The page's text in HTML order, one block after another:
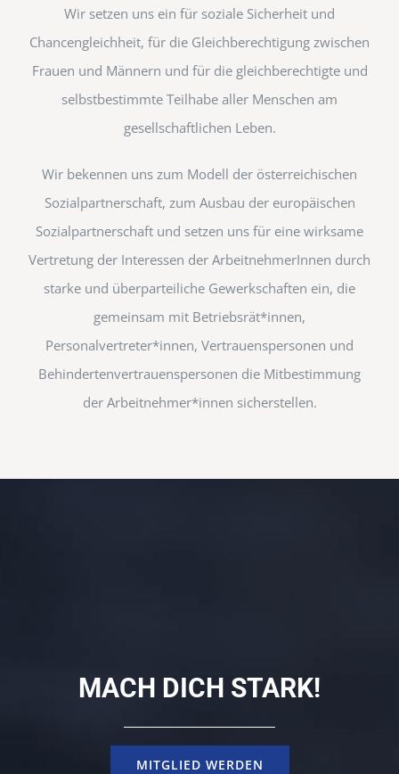
Wir setzen uns ein für soziale Sicherheit und
Chancengleichheit, für die Gleichberechtigung zwischen
Frauen und Männern und für die gleichberechtigte und
selbstbestimmte Teilhabe aller Menschen am
gesellschaftlichen Leben.
Wir bekennen uns zum Modell der österreichischen
Sozialpartnerschaft, zum Ausbau der europäischen
Sozialpartnerschaft und setzen uns für eine wirksame
Vertretung der Interessen der ArbeitnehmerInnen durch
starke und überparteiliche Gewerkschaften ein, die
gemeinsam mit Betriebsrät*innen,
Personalvertreter*innen, Vertrauenspersonen und
Behindertenvertrauenspersonen die Mitbestimmung
der Arbeitnehmer*innen sicherstellen.
MACH DICH STARK!
MITGLIED WERDEN